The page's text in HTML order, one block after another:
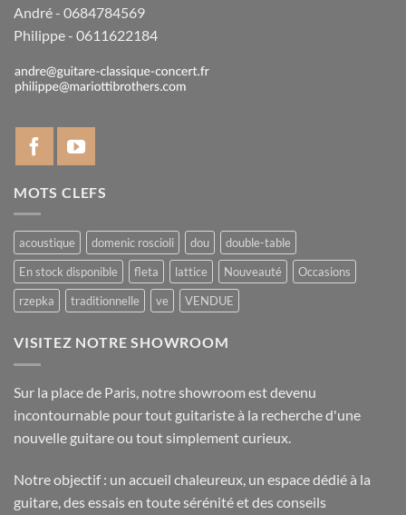
André - 0684784569
Philippe - 0611622184
MOTS CLEFS
acoustique domenic roscioli dou
double-table
En stock disponible
fleta lattice Nouveauté
Occasions
rzepka
traditionnelle ve VENDUE
VISITEZ NOTRE SHOWROOM
Sur la place de Paris, notre showroom est devenu
incontournable pour tout guitariste à la recherche d'une
nouvelle guitare ou tout simplement curieux.
Notre objectif : un accueil chaleureux, un espace dédié à la
guitare, des essais en toute sérénité et des conseils